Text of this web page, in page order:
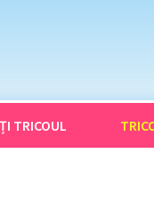
TRICOUL